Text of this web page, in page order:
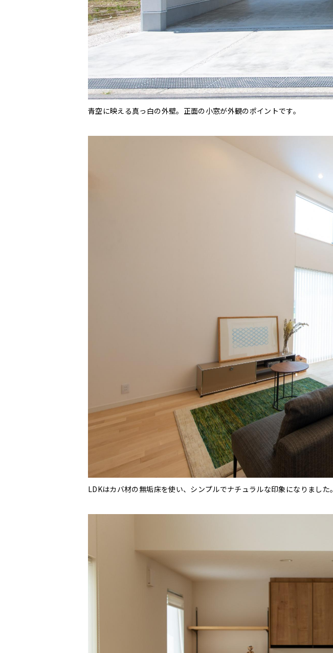
青空に映える真っ白の外壁。正面の小窓が外観のポイントです。
LDKはカバ材の無垢床を使い、シンプルでナチュラルな印象になりました。